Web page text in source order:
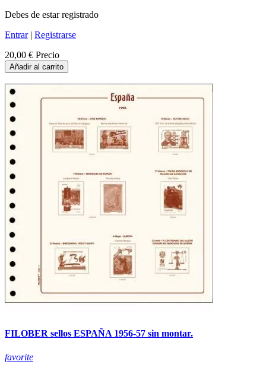
Debes de estar registrado
Entrar| Registrarse
20,00 € Precio
Añadir al carrito
FILOBER sellos ESPAÑA 1956-57 sin montar.
favorite